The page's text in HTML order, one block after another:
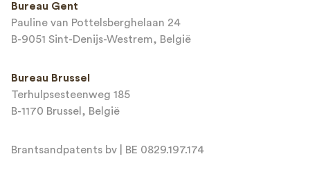
E-mailadres*
Bericht*
Bureau Gent
Pauline van Pottelsberghelaan 24
B-9051 Sint-Denijs-Westrem, België
Bureau Brussel
Terhulpsesteenweg 185
B-1170 Brussel, België
Brantsandpatents bv | BE 0829.197.174